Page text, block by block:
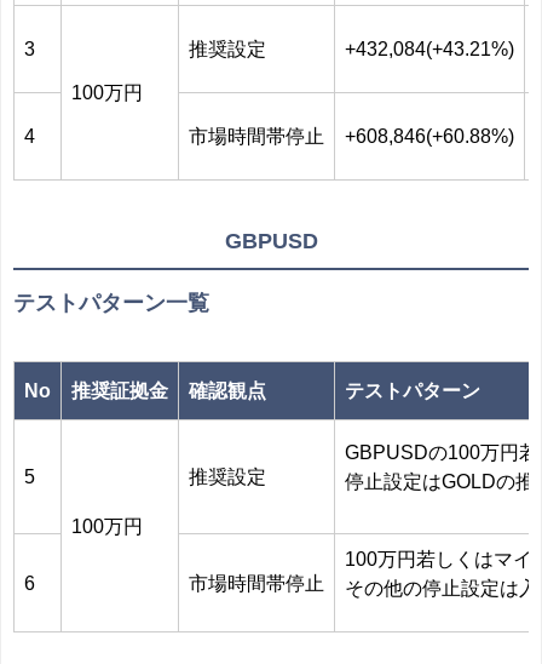
3
100万円
推奨設定 +432,084(+43.21%)
4 市場時間帯停止 +608,846(+60.88%)
GBPUSD
テストパターン一覧
No 推奨証拠金 確認観点 テストパターン
5
100万円
推奨設定
GBPUSDの100万円
停止設定はGOLDの
6 市場時間帯停止
100万円若しくはマイ
その他の停止設定は